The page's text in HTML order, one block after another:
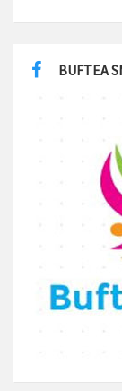
BUFTEA